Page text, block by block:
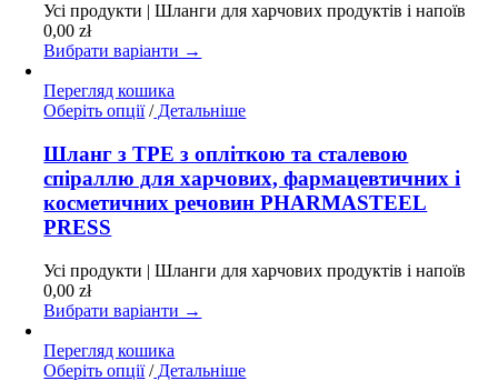
можна
на
товару
Усі продукти | Шланги для харчових продуктів і напоїв
0,00zł
Вибрати варіанти →
Перегляд кошика
Оберіть опції Цей
має
кілька
варіантів.
Параметри
на
товару
/Детальніше
Шланг з TPE з опліткою та сталевою
спіраллю для харчових, фармацевтичних і
косметичних речовин PHARMASTEEL
PRESS
Усі продукти | Шланги для харчових продуктів і напоїв
0,00zł
Вибрати варіанти →
Перегляд кошика
Оберіть опції Цей
/Детальніше